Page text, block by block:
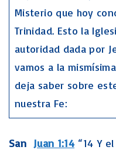
Misterio que hoy
Trinidad. Esto la
autoridad dada por
vamos a la
deja saber sobre
nuestra Fe:
San Juan 1:14“14 Y